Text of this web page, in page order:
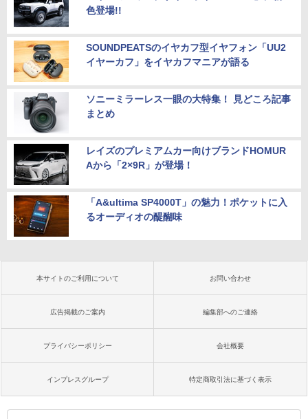
色登場!!
SOUNDPEATSのイヤカフ型イヤフォン「UU2
イヤーカフ」をイヤカフマニアが語る
ソニーミラーレス一眼の大特集！ 見どころ記事
まとめ
レイズのプレミアムカー向けブランドHOMUR
Aから「2×9R」が登場！
「A&ultima SP4000T」の魅力！ポケットに入
るオーディオの醍醐味
本サイトのご利用について お問い合わせ
広告掲載のご案内 編集部へのご連絡
プライバシーポリシー 会社概要
インプレスグループ 特定商取引法に基づく表示